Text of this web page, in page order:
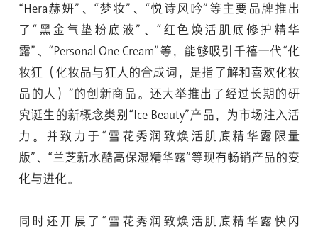
“Hera赫妍”、“梦妆”、“悦诗风吟”等主要品牌推出
了“黑金气垫粉底液”、“红色焕活肌底修护精华
露”、“Personal One Cream”等，能够吸引千禧一代“化
妆狂（化妆品与狂人的合成词，是指了解和喜欢化妆
品的人）”的创新商品。还大举推出了经过长期的研
究诞生的新概念类别“Ice Beauty”产品，为市场注入活
力。并致力于“雪花秀润致焕活肌底精华露限量
版”、“兰芝新水酷高保湿精华露”等现有畅销产品的变
化与进化。
同时还开展了“雪花秀润致焕活肌底精华露快闪